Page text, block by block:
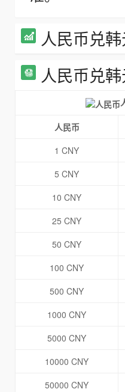
人民币兑
人民币兑
人民币
1 CNY
5 CNY
10 CNY
25 CNY
50 CNY
100 CNY
500 CNY
1000 CNY
5000 CNY
10000 CNY
50000 CNY